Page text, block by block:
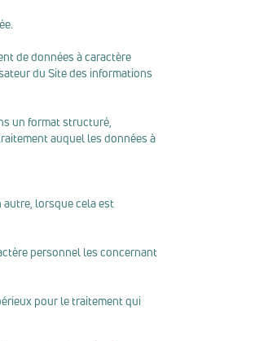
de données à caractère
du Site des informations
un format structuré,
auquel les données à
lorsque cela est
personnel les concernant
pour le traitement qui